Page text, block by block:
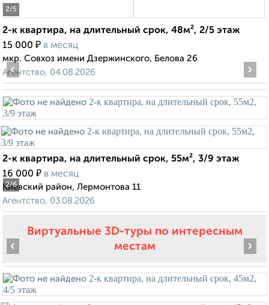
2/5
2-к квартира, на длительный срок, 48м², 2/5 этаж
15 000 ₽ в месяц
мкр. Совхоз имени Дзержинского, Белова 26
Агентство, 04.08.2026
2/6
‹ ›
2-к квартира, на длительный срок, 55м², 3/9 этаж
16 000 ₽ в месяц
Киевский район, Лермонтова 11
Агентство, 03.08.2026
Виртуальные 3D-туры по интересным
местам
‹ ›